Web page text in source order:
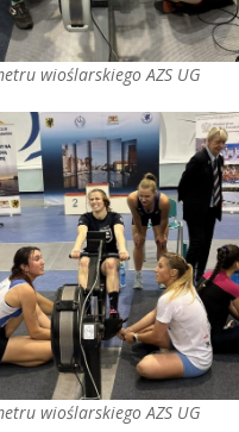
wioślarskiego AZS UG
wioślarskiego AZS UG